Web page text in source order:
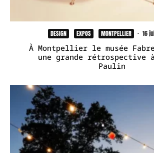
DESIGN EXPOS MONTPELLIER · 16
À Montpellier le musée
une grande rétrospective
Paulin